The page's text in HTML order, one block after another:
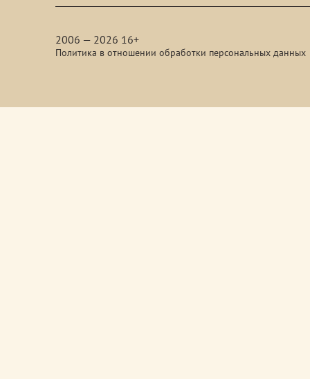
2006 — 2026 16+
Политика в отношении обработки персональных данных